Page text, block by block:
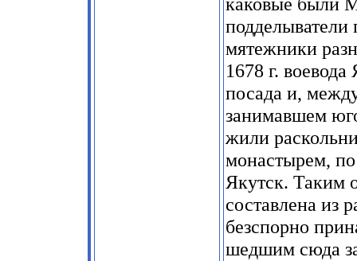
подделыватели
мятежники
1678 г.
посада и,
занимавшем
жили
монастырем,
Якутск. Таким
составлена из
безспорно
шедшим сюда